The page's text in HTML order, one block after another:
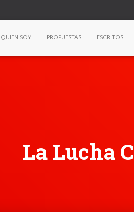
QUIEN SOY PROPUESTAS ESCRITOS
La Lucha